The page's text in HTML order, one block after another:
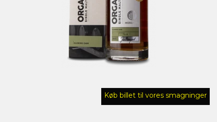
Køb billet til vores smagninger